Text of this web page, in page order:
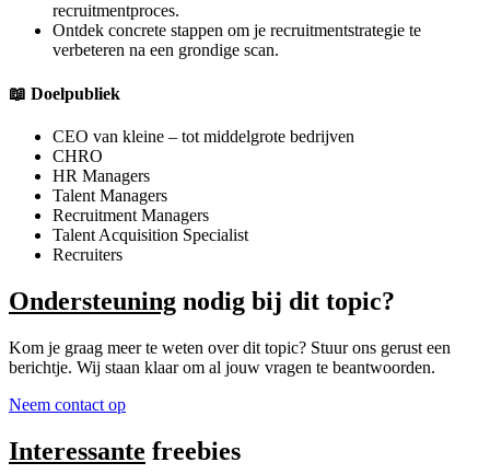
recruitmentproces.
Ontdek concrete stappen om je recruitmentstrategie te
verbeteren na een grondige scan.
📖 Doelpubliek
CEO van kleine – tot middelgrote bedrijven
CHRO
HR Managers
Talent Managers
Recruitment Managers
Talent Acquisition Specialist
Recruiters
Ondersteuning nodig bij dit topic?
Kom je graag meer te weten over dit topic? Stuur ons gerust een
berichtje. Wij staan klaar om al jouw vragen te beantwoorden.
Neem contact op
Interessante freebies